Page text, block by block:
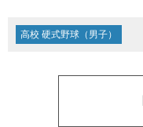
高校 硬式野球（男子）